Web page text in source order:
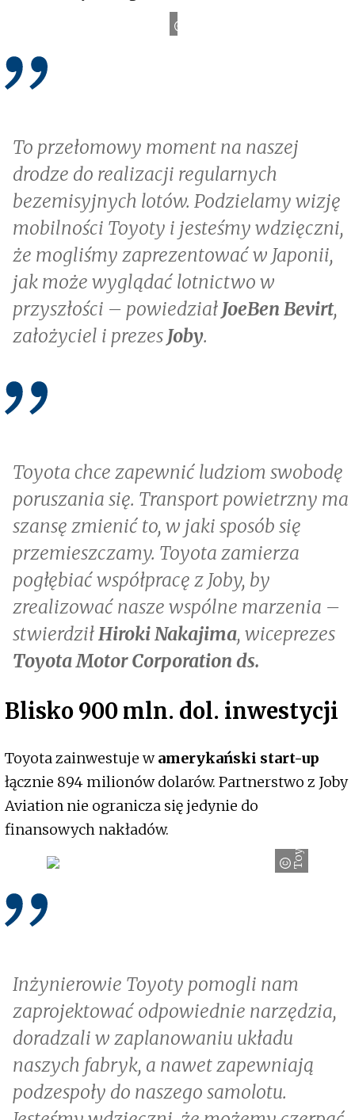
To przełomowy moment na naszej
drodze do realizacji regularnych
bezemisyjnych lotów. Podzielamy wizję
mobilności Toyoty i jesteśmy wdzięczni,
że mogliśmy zaprezentować w Japonii,
jak może wyglądać lotnictwo w
przyszłości – powiedział JoeBen Bevirt,
założyciel i prezes Joby.
Toyota chce zapewnić ludziom swobodę
poruszania się. Transport powietrzny ma
szansę zmienić to, w jaki sposób się
przemieszczamy. Toyota zamierza
pogłębiać współpracę z Joby, by
zrealizować nasze wspólne marzenia –
stwierdziłHiroki Nakajima, wiceprezes
Toyota Motor Corporation ds.
Blisko 900 mln. dol. inwestycji
Toyota zainwestuje wamerykański start-up
łącznie 894 milionów dolarów. Partnerstwo z Joby
Aviation nie ogranicza się jedynie do
finansowych nakładów.
Toyota
Inżynierowie Toyoty pomogli nam
zaprojektować odpowiednie narzędzia,
doradzali w zaplanowaniu układu
naszych fabryk, a nawet zapewniają
podzespoły do naszego samolotu.